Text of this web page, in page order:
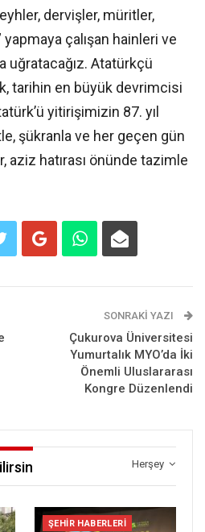
dervişler, müritler,
çalışan hainleri ve
uğratacağız. Atatürkçü
tarihin en büyük devrimcisi
yitirişimizin 87. yıl
şükranla ve her geçen gün
aziz hatırası önünde tazimle
SONRAKI YAZI
Çukurova Üniversitesi
Yumurtalık MYO’da İki
Önemli Uluslararası
Kongre Düzenlendi
Herşey
ŞEHIR HABERLERI